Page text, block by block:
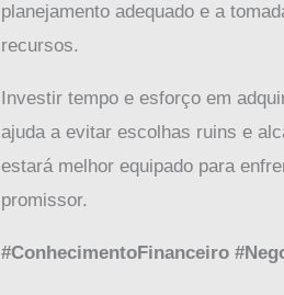
planejamento adequado e a
recursos.
Investir tempo e esforço em
ajuda a evitar escolhas ruins e
estará melhor equipado para
promissor.
#ConhecimentoFinanceiro